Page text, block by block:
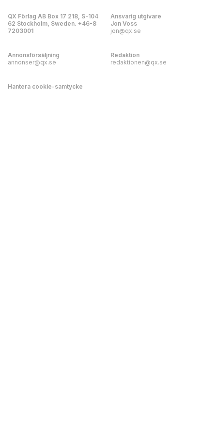
QX Förlag AB Box 17 218, S-104
62 Stockholm, Sweden. +46-8
7203001
Ansvarig utgivare
Jon Voss
jon@qx.se
Annonsförsäljning
annonser@qx.se
Redaktion
redaktionen@qx.se
Hantera cookie-samtycke